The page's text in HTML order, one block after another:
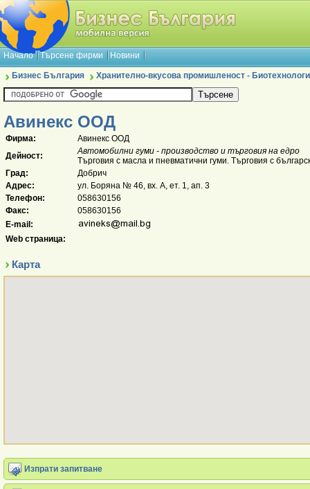
Начало Търсене фирми Новини
Бизнес България Хранително-вкусова промишленост -
Авинекс ООД
Фирма:
Авинекс ООД
Дейност:
Автомобилни гуми - производство и търговия на едро
Търговия с масла и пневматични гуми. Търговия с
Град:
Добрич
Адрес:
ул. Боряна № 46, вх. А, ет. 1, ап. 3
Телефон:
058630156
Факс:
058630156
E-mail:
Web страница:
Карта
Изпрати запитване